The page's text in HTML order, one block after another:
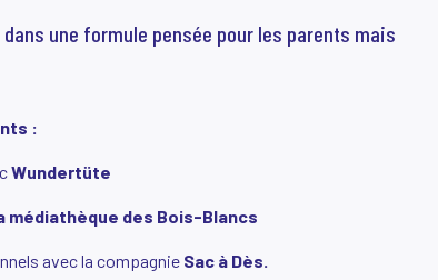
une formule pensée pour les parents mais
:
Wundertüte
médiathèque des Bois-Blancs
avec la compagnie Sac à Dès.